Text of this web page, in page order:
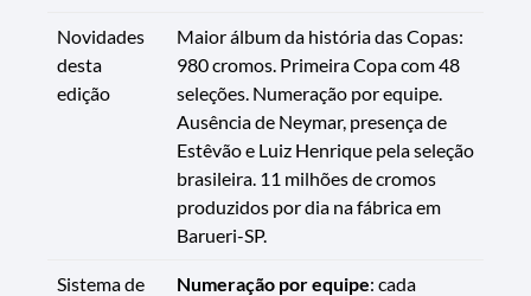
Novidades
desta
edição
Maior álbum da história das Copas:
980 cromos. Primeira Copa com 48
seleções. Numeração por equipe.
Ausência de Neymar, presença de
Estêvão e Luiz Henrique pela seleção
brasileira. 11 milhões de cromos
produzidos por dia na fábrica em
Barueri-SP.
Sistema de
Numeração por equipe: cada